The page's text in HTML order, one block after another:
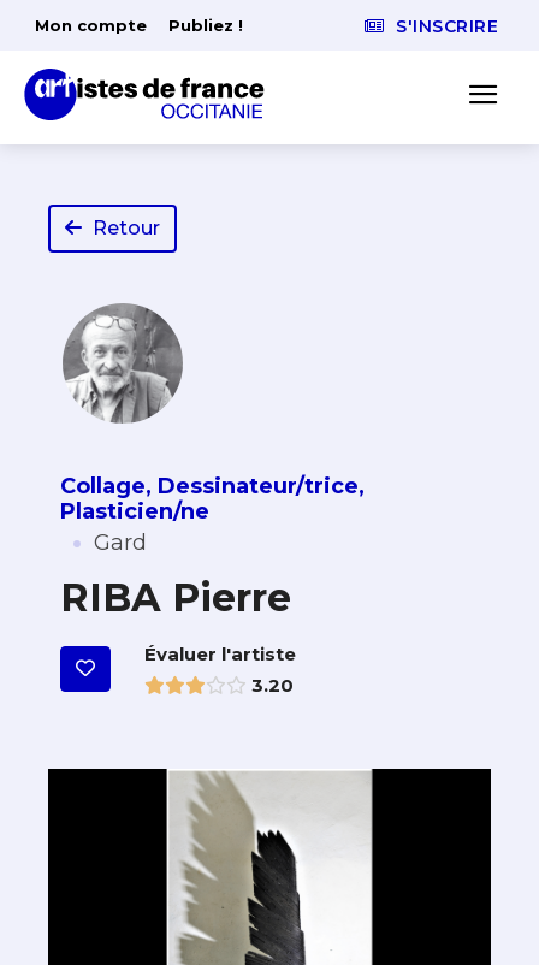
Mon compte Publiez ! S'INSCRIRE
Retour
Collage, Dessinateur/trice,
Plasticien/ne
· Gard
RIBA Pierre
Évaluer l'artiste
3.20